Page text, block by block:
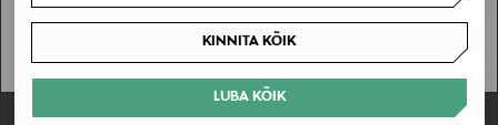
KINNITA KÕIK
LUBA KÕIK
SAAN ARU